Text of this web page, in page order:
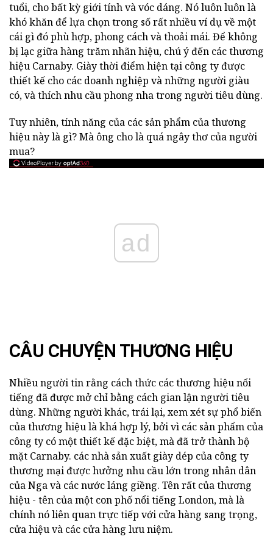
tuổi, cho bất kỳ giới tính và vóc dáng. Nó luôn luôn là
khó khăn để lựa chọn trong số rất nhiều ví dụ về một
cái gì đó phù hợp, phong cách và thoải mái. Để không
bị lạc giữa hàng trăm nhãn hiệu, chú ý đến các thương
hiệu Carnaby. Giày thời điểm hiện tại công ty được
thiết kế cho các doanh nghiệp và những người giàu
có, và thích nhu cầu phong nha trong người tiêu dùng.
Tuy nhiên, tính năng của các sản phẩm của thương
hiệu này là gì? Mà ông cho là quá ngây thơ của người
mua?
ad
CÂU CHUYỆN THƯƠNG HIỆU
Nhiều người tin rằng cách thức các thương hiệu nổi
tiếng đã được mở chỉ bằng cách gian lận người tiêu
dùng. Những người khác, trái lại, xem xét sự phổ biến
của thương hiệu là khá hợp lý, bởi vì các sản phẩm của
công ty có một thiết kế đặc biệt, mà đã trở thành bộ
mặt Carnaby. các nhà sản xuất giày dép của công ty
thương mại được hưởng nhu cầu lớn trong nhân dân
của Nga và các nước láng giềng. Tên rất của thương
hiệu - tên của một con phố nổi tiếng London, mà là
chính nó liên quan trực tiếp với cửa hàng sang trọng,
cửa hiệu và các cửa hàng lưu niệm.